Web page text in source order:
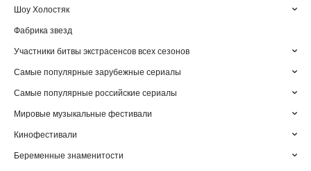
Шоу Холостяк
Фабрика звезд
Участники битвы экстрасенсов всех сезонов
Самые популярные зарубежные сериалы
Самые популярные российские сериалы
Мировые музыкальные фестивали
Кинофестивали
Беременные знаменитости